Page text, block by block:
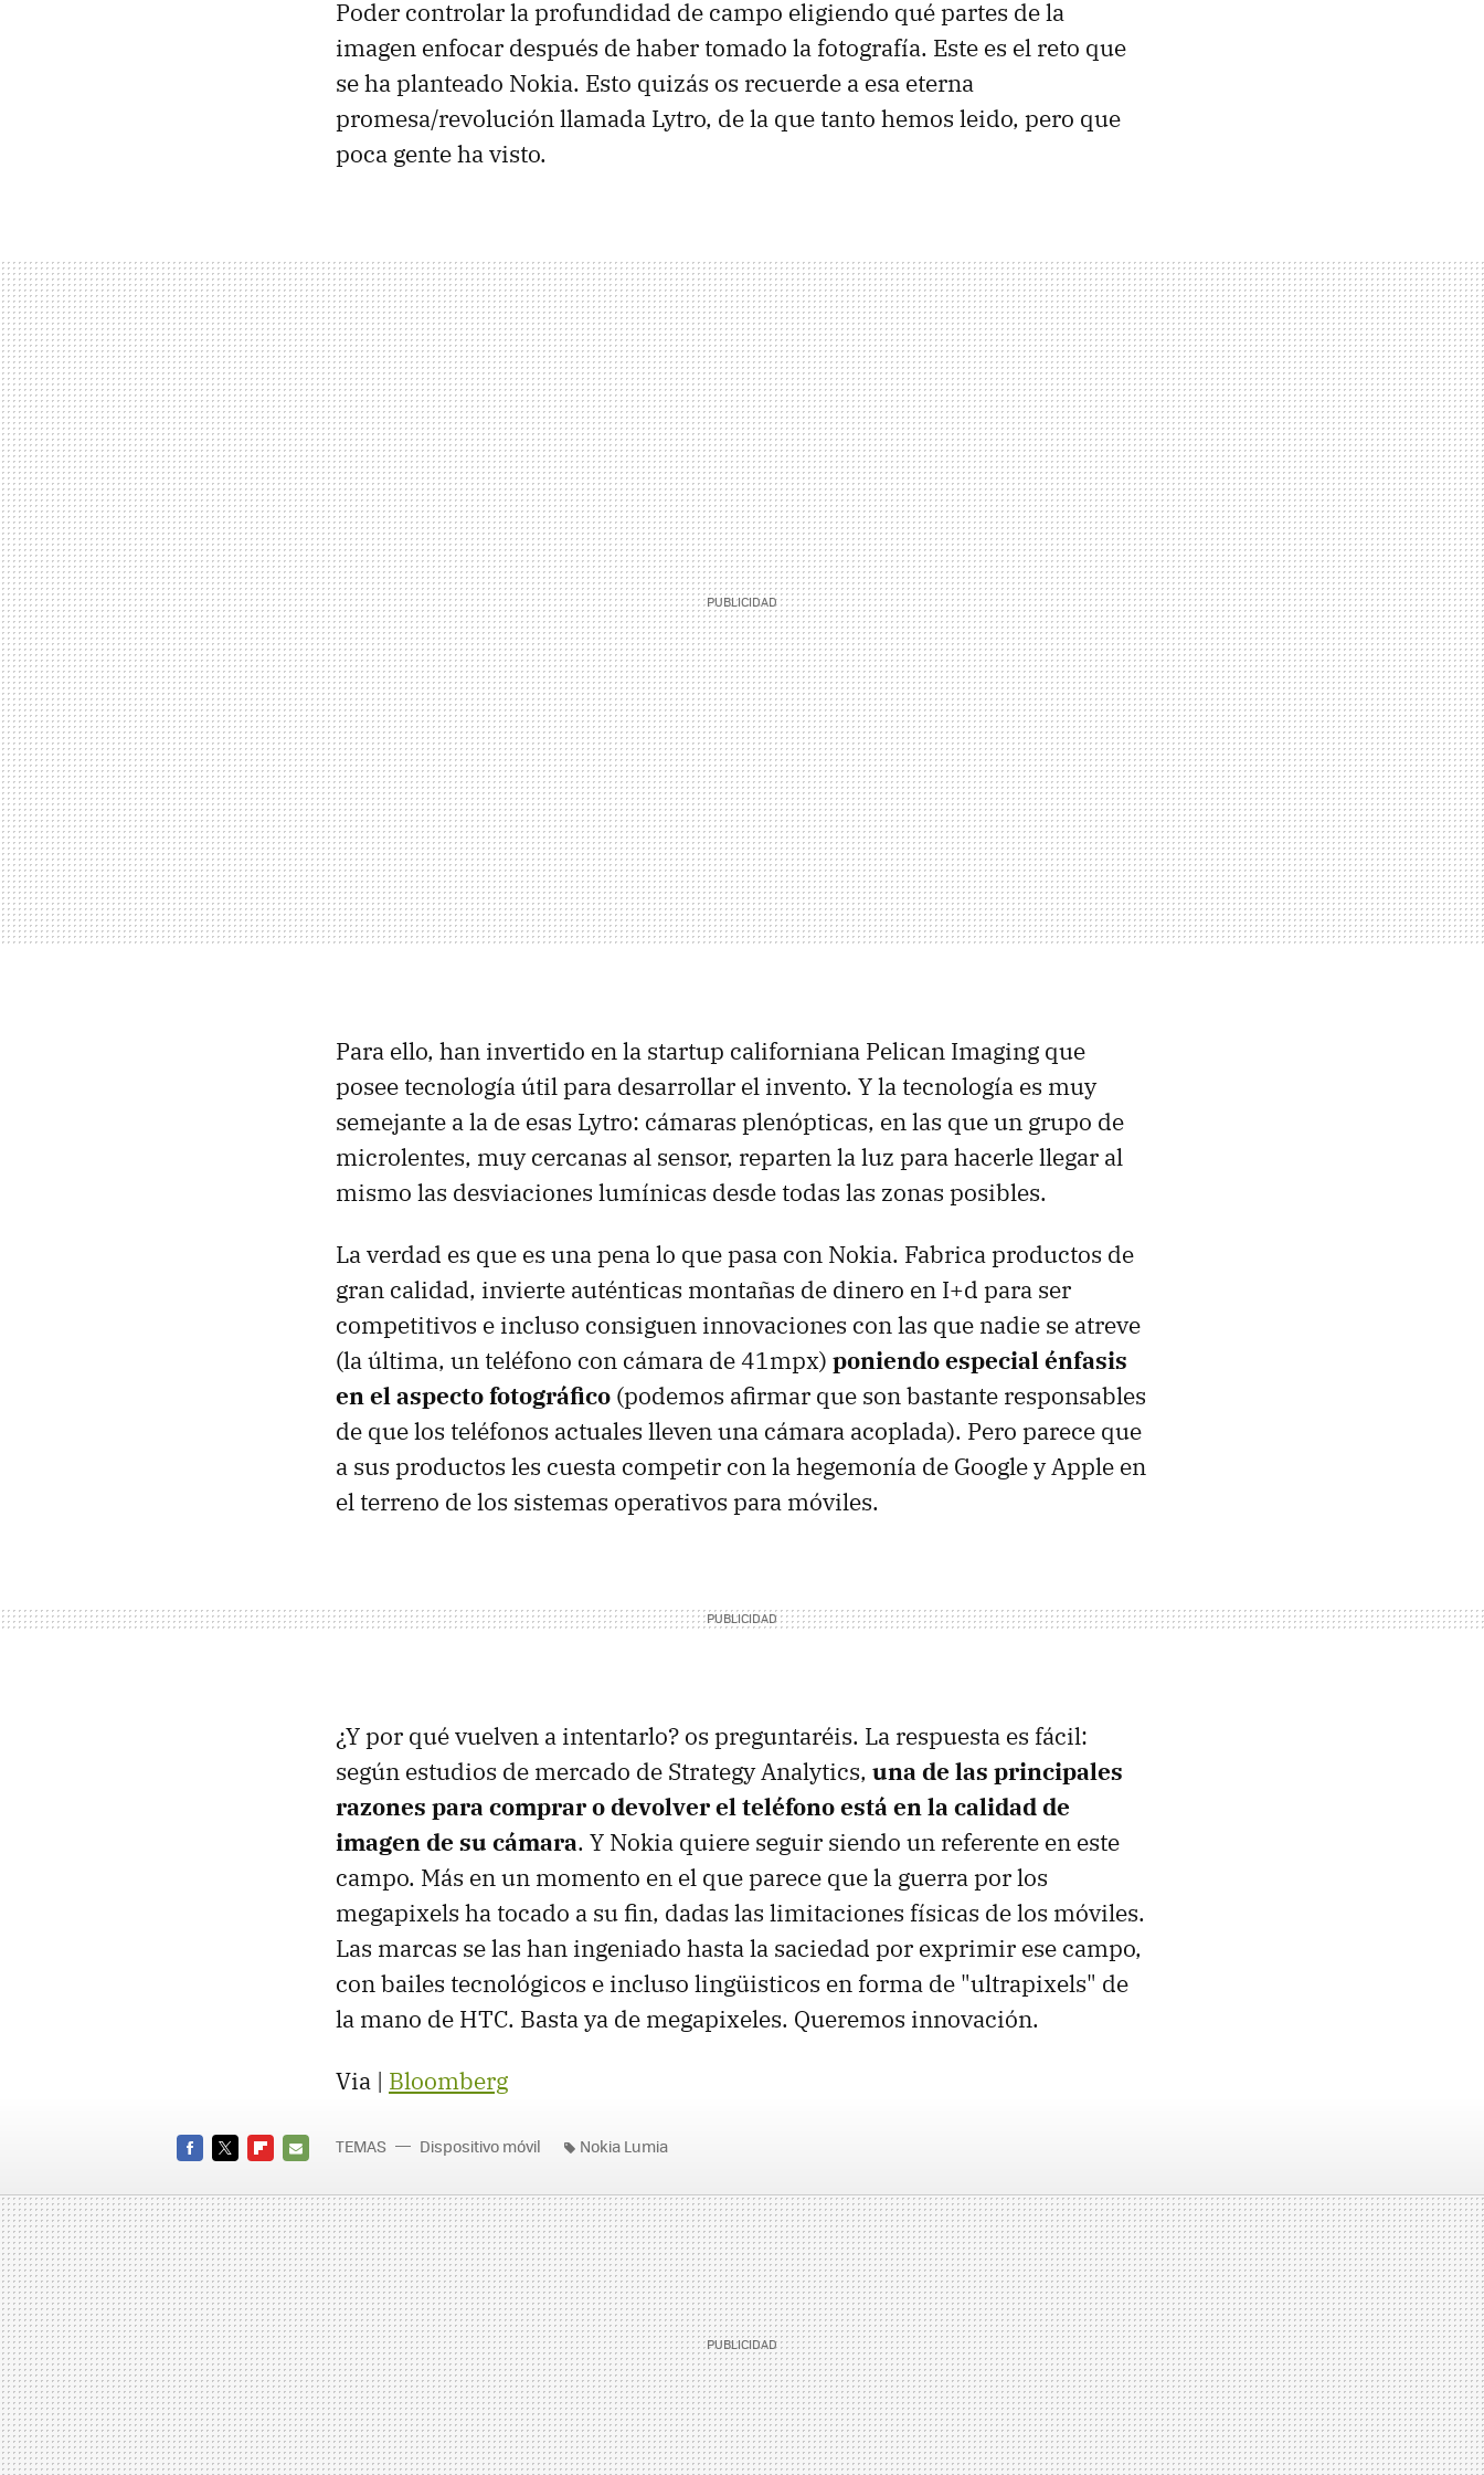
Poder controlar la profundidad de campo eligiendo qué partes de la
imagen enfocar después de haber tomado la fotografía. Este es el reto que
se ha planteado Nokia. Esto quizás os recuerde a esa eterna
promesa/revolución llamada Lytro, de la que tanto hemos leido, pero que
poca gente ha visto.
Para ello, han invertido en la startup californiana Pelican Imaging que
posee tecnología útil para desarrollar el invento. Y la tecnología es muy
semejante a la de esas Lytro: cámaras plenópticas, en las que un grupo de
microlentes, muy cercanas al sensor, reparten la luz para hacerle llegar al
mismo las desviaciones lumínicas desde todas las zonas posibles.
La verdad es que es una pena lo que pasa con Nokia. Fabrica productos de
gran calidad, invierte auténticas montañas de dinero en I+d para ser
competitivos e incluso consiguen innovaciones con las que nadie se atreve
(la última, un teléfono con cámara de 41mpx) poniendo especial énfasis
en el aspecto fotográfico (podemos afirmar que son bastante responsables
de que los teléfonos actuales lleven una cámara acoplada). Pero parece que
a sus productos les cuesta competir con la hegemonía de Google y Apple en
el terreno de los sistemas operativos para móviles.
¿Y por qué vuelven a intentarlo? os preguntaréis. La respuesta es fácil:
según estudios de mercado de Strategy Analytics, una de las principales
razones para comprar o devolver el teléfono está en la calidad de
imagen de su cámara. Y Nokia quiere seguir siendo un referente en este
campo. Más en un momento en el que parece que la guerra por los
megapixels ha tocado a su fin, dadas las limitaciones físicas de los móviles.
Las marcas se las han ingeniado hasta la saciedad por exprimir ese campo,
con bailes tecnológicos e incluso lingüisticos en forma de "ultrapixels" de
la mano de HTC. Basta ya de megapixeles. Queremos innovación.
Via | Bloomberg
MAIL
TEMAS Dispositivo móvil Nokia Lumia